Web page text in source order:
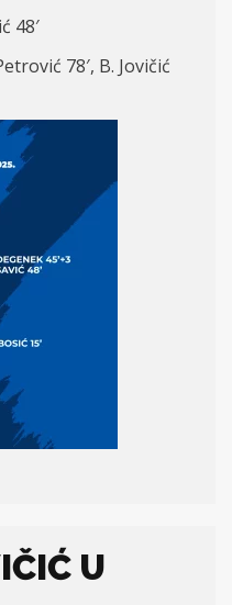
48′
78′, B. Jovičić
U